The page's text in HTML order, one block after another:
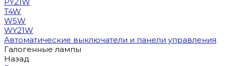
T4W
W5W
WY21W
Автоматические выключатели и панели управления
Галогенные лампы
Назад